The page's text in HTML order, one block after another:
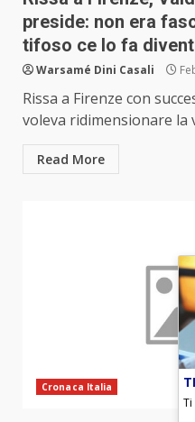
preside: non era
tifoso ce lo fa
Warsamé Dini Casali
Rissa a Firenze con
voleva ridimensionare la
Read More
Cronaca Italia